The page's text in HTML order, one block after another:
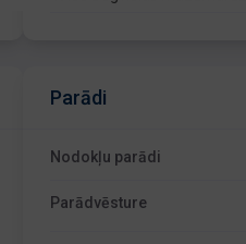
Parādi
Nodokļu parādi
Parādvēsture